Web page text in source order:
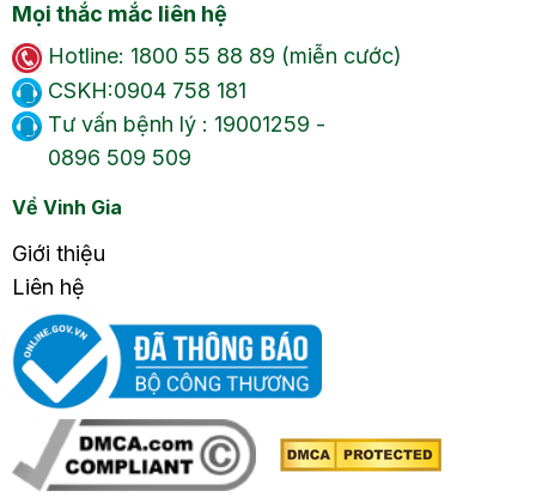
Mọi thắc mắc liên hệ
Hotline: 1800 55 88 89 (miễn cước)
CSKH:0904 758 181
Tư vấn bệnh lý : 19001259 -
0896 509 509
Về Vinh Gia
Giới thiệu
Liên hệ